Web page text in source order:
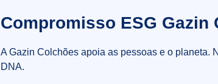
Compromisso ESG Gazin
A Gazin Colchões apoia as pessoas e o planeta.
DNA.